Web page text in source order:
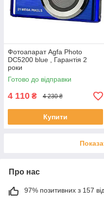
Фотоапарат Agfa Photo
DC5200 blue , Гарантія 2
роки
Готово до відправки
4 110 ₴ 4 230 ₴
Купити
Про нас
97% позитивних з 157